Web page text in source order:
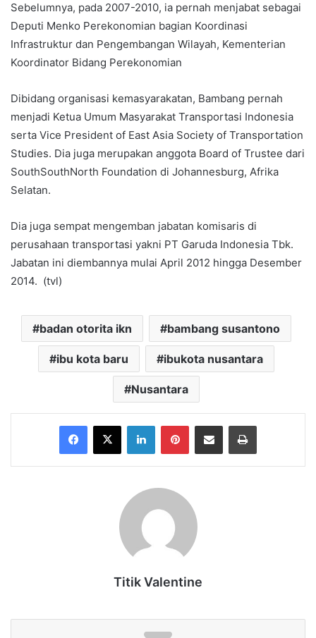
Sebelumnya, pada 2007-2010, ia pernah menjabat sebagai
Deputi Menko Perekonomian bagian Koordinasi
Infrastruktur dan Pengembangan Wilayah, Kementerian
Koordinator Bidang Perekonomian
Dibidang organisasi kemasyarakatan, Bambang pernah
menjadi Ketua Umum Masyarakat Transportasi Indonesia
serta Vice President of East Asia Society of Transportation
Studies. Dia juga merupakan anggota Board of Trustee dari
SouthSouthNorth Foundation di Johannesburg, Afrika
Selatan.
Dia juga sempat mengemban jabatan komisaris di
perusahaan transportasi yakni PT Garuda Indonesia Tbk.
Jabatan ini diembannya mulai April 2012 hingga Desember
2014. (tvl)
badan otorita ikn bambang susantono
ibu kota baru ibukota nusantara
Nusantara
Facebook
X LinkedInPinterestShare via Email Print
Titik Valentine